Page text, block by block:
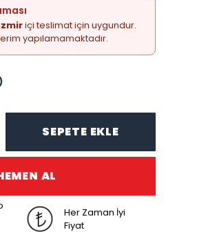
içi teslimat için uygundur.
yapılamamaktadır.
SEPETE EKLE
AL
Her Zaman İyi
Fiyat